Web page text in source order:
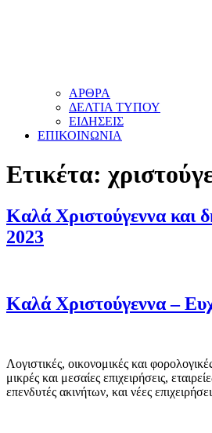
ΑΡΘΡΑ
ΔΕΛΤΙΑ ΤΥΠΟΥ
ΕΙΔΗΣΕΙΣ
ΕΠΙΚΟΙΝΩΝΙΑ
Ετικέτα:
Καλά Χριστούγεννα και
2023
Καλά Χριστούγεννα –
Λογιστικές, οικονομικές και
μικρές και μεσαίες επιχειρήσεις,
επενδυτές ακινήτων, και νέες